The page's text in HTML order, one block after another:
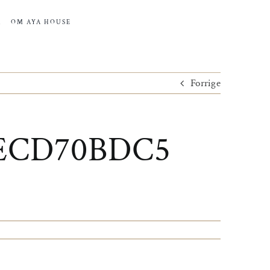
OM AYA HOUSE
Forrige